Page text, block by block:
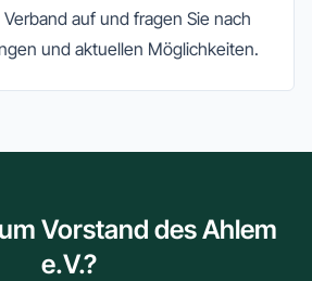
auf und fragen Sie nach
und aktuellen Möglichkeiten.
Vorstand des Ahlem
e.V.?